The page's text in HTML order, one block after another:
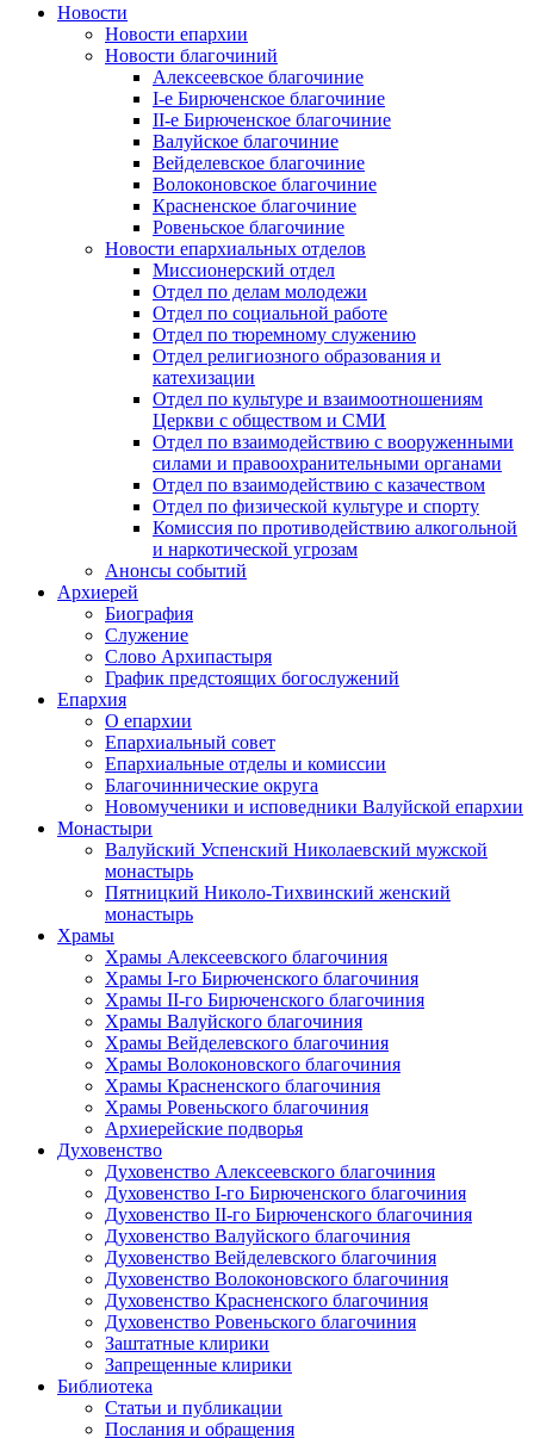
Новости
Новости епархии
Новости благочиний
Алексеевское благочиние
I-е Бирюченское благочиние
II-е Бирюченское благочиние
Валуйское благочиние
Вейделевское благочиние
Волоконовское благочиние
Красненское благочиние
Ровеньское благочиние
Новости епархиальных отделов
Миссионерский отдел
Отдел по делам молодежи
Отдел по социальной работе
Отдел по тюремному служению
Отдел религиозного образования и
катехизации
Отдел по культуре и взаимоотношениям
Церкви с обществом и СМИ
Отдел по взаимодействию с вооруженными
силами и правоохранительными органами
Отдел по взаимодействию с казачеством
Отдел по физической культуре и спорту
Комиссия по противодействию алкогольной
и наркотической угрозам
Анонсы событий
Архиерей
Биография
Служение
Слово Архипастыря
График предстоящих богослужений
Епархия
О епархии
Епархиальный совет
Епархиальные отделы и комиссии
Благочиннические округа
Новомученики и исповедники Валуйской епархии
Монастыри
Валуйский Успенский Николаевский мужской
монастырь
Пятницкий Николо-Тихвинский женский
монастырь
Храмы
Храмы Алексеевского благочиния
Храмы I-го Бирюченского благочиния
Храмы II-го Бирюченского благочиния
Храмы Валуйского благочиния
Храмы Вейделевского благочиния
Храмы Волоконовского благочиния
Храмы Красненского благочиния
Храмы Ровеньского благочиния
Архиерейские подворья
Духовенство
Духовенство Алексеевского благочиния
Духовенство I-го Бирюченского благочиния
Духовенство II-го Бирюченского благочиния
Духовенство Валуйского благочиния
Духовенство Вейделевского благочиния
Духовенство Волоконовского благочиния
Духовенство Красненского благочиния
Духовенство Ровеньского благочиния
Заштатные клирики
Запрещенные клирики
Библиотека
Статьи и публикации
Послания и обращения